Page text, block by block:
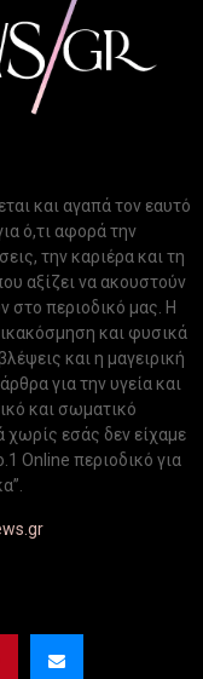
και αγαπά τον εαυτό
ό,τι αφορά την
την καριέρα και τη
αξίζει να ακουστούν
στο περιοδικό μας. Η
και φυσικά
και η μαγειρική
για την υγεία και
και σωματικό
χωρίς εσάς δεν είχαμε
Online περιοδικό για